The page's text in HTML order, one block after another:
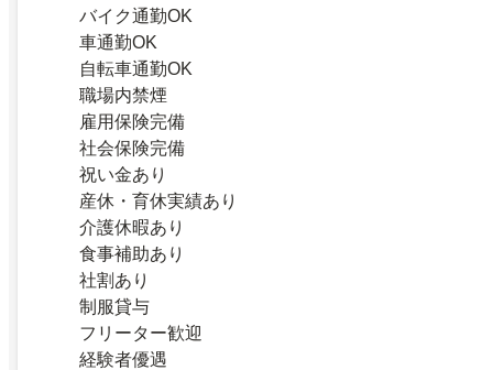
バイク通勤OK
車通勤OK
自転車通勤OK
職場内禁煙
雇用保険完備
社会保険完備
祝い金あり
産休・育休実績あり
介護休暇あり
食事補助あり
社割あり
制服貸与
フリーター歓迎
経験者優遇